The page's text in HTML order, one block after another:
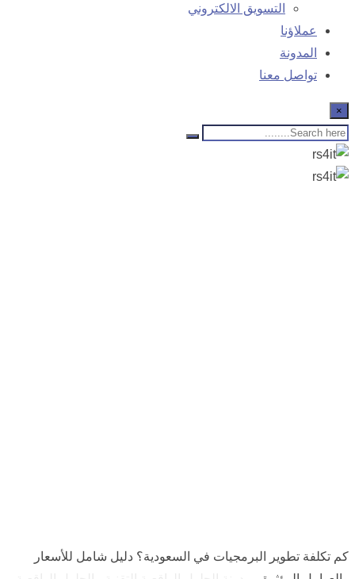
التسويق الالكتروني
عملاؤنا
المدونة
تواصل معنا
×
كم تكلفة تطوير البرمجيات في السعودية؟ دليل شامل للأسعار